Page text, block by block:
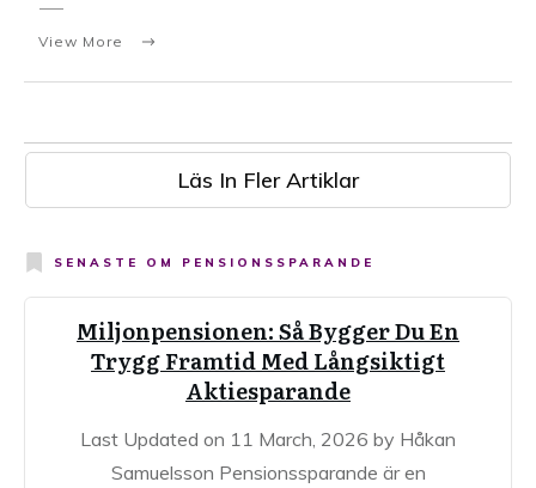
View More
Läs In Fler Artiklar
SENASTE OM PENSIONSSPARANDE
Miljonpensionen: Så Bygger Du En
Trygg Framtid Med Långsiktigt
Aktiesparande
Last Updated on 11 March, 2026 by Håkan
Samuelsson Pensionssparande är en